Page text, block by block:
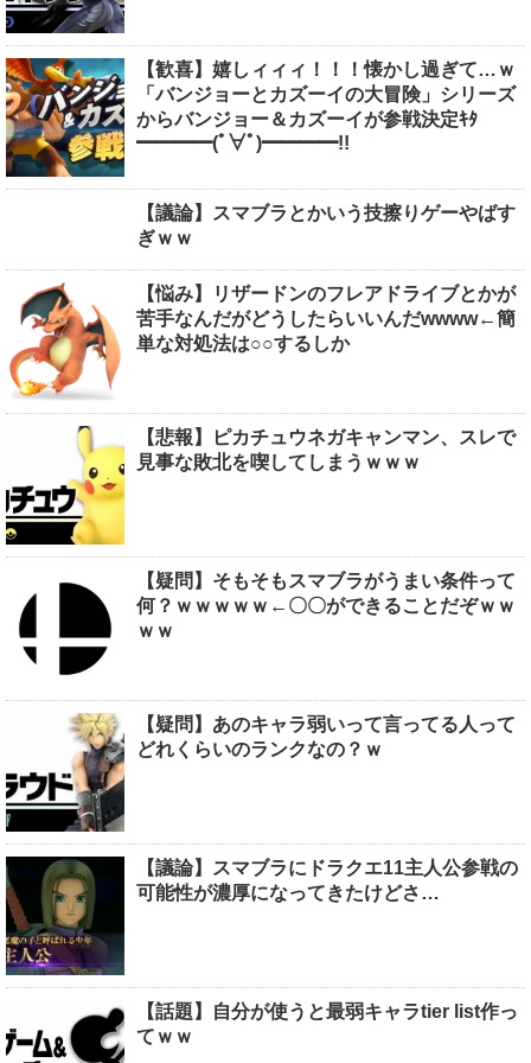
【歓喜】嬉しィィィ！！！懐かし過ぎて…ｗ
「バンジョーとカズーイの大冒険」シリーズ
からバンジョー＆カズーイが参戦決定ｷﾀ
━━━━(ﾟ∀ﾟ)━━━━!!
【議論】スマブラとかいう技擦りゲーやばす
ぎｗｗ
【悩み】リザードンのフレアドライブとかが
苦手なんだがどうしたらいいんだwwww←簡
単な対処法は○○するしか
【悲報】ピカチュウネガキャンマン、スレで
見事な敗北を喫してしまうｗｗｗ
【疑問】そもそもスマブラがうまい条件って
何？ｗｗｗｗｗ←〇〇ができることだぞｗｗ
ｗｗ
【疑問】あのキャラ弱いって言ってる人って
どれくらいのランクなの？ｗ
【議論】スマブラにドラクエ11主人公参戦の
可能性が濃厚になってきたけどさ…
【話題】自分が使うと最弱キャラtier list作っ
てｗｗ